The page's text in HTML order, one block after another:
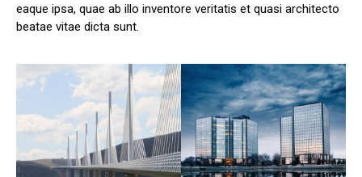
eaque ipsa, quae ab illo inventore veritatis et quasi architecto
beatae vitae dicta sunt.